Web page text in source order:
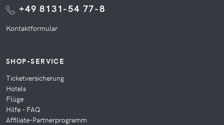
+49 8131-54 77-8
Kontaktformular
SHOP-SERVICE
Ticketversicherung
Hotels
Flüge
Hilfe - FAQ
Affiliate-Partnerprogramm